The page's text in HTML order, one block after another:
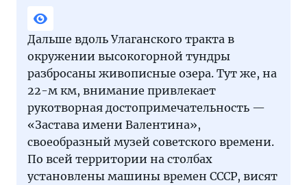
Дальше вдоль Улаганского тракта в
окружении высокогорной тундры
разбросаны живописные озера. Тут же, на
22-м км, внимание привлекает
рукотворная достопримечательность —
«Застава имени Валентина»,
своеобразный музей советского времени.
По всей территории на столбах
установлены машины времен СССР, висят